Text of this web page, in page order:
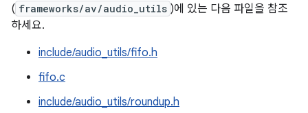
( frameworks/av/audio_utils )에 있는 다음 파일을 참조
하세요.
include/audio_utils/fifo.h
fifo.c
include/audio_utils/roundup.h